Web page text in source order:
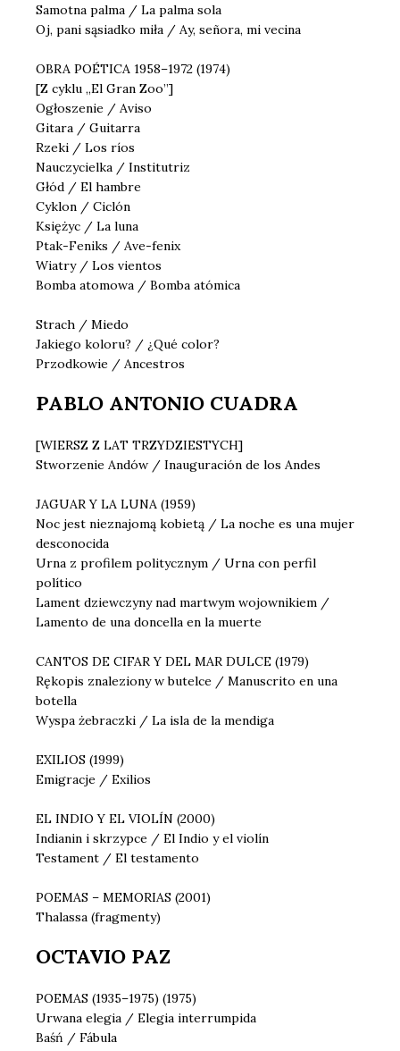
Samotna palma / La palma sola
Oj, pani sąsiadko miła / Ay, señora, mi vecina
OBRA POÉTICA 1958–1972 (1974)
[Z cyklu „El Gran Zoo”]
Ogłoszenie / Aviso
Gitara / Guitarra
Rzeki / Los ríos
Nauczycielka / Institutriz
Głód / El hambre
Cyklon / Ciclón
Księżyc / La luna
Ptak-Feniks / Ave-fenix
Wiatry / Los vientos
Bomba atomowa / Bomba atómica
Strach / Miedo
Jakiego koloru? / ¿Qué color?
Przodkowie / Ancestros
PABLO ANTONIO CUADRA
[WIERSZ Z LAT TRZYDZIESTYCH]
Stworzenie Andów / Inauguración de los Andes
JAGUAR Y LA LUNA (1959)
Noc jest nieznajomą kobietą / La noche es una mujer
desconocida
Urna z profilem politycznym / Urna con perfil
político
Lament dziewczyny nad martwym wojownikiem /
Lamento de una doncella en la muerte
CANTOS DE CIFAR Y DEL MAR DULCE (1979)
Rękopis znaleziony w butelce / Manuscrito en una
botella
Wyspa żebraczki / La isla de la mendiga
EXILIOS (1999)
Emigracje / Exilios
EL INDIO Y EL VIOLÍN (2000)
Indianin i skrzypce / El Indio y el violín
Testament / El testamento
POEMAS – MEMORIAS (2001)
Thalassa (fragmenty)
OCTAVIO PAZ
POEMAS (1935–1975) (1975)
Urwana elegia / Elegia interrumpida
Baśń / Fábula